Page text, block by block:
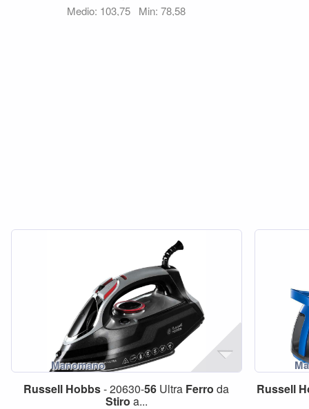
Medio: 103,75 Min: 78,58
Russell Hobbs- 20630-56 Ultra Ferro da
Stiro a...
Russell